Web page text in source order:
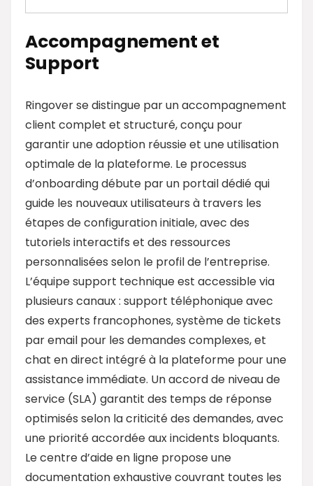
Accompagnement et
Support
Ringover se distingue par un accompagnement
client complet et structuré, conçu pour
garantir une adoption réussie et une utilisation
optimale de la plateforme. Le processus
d’onboarding débute par un portail dédié qui
guide les nouveaux utilisateurs à travers les
étapes de configuration initiale, avec des
tutoriels interactifs et des ressources
personnalisées selon le profil de l’entreprise.
L’équipe support technique est accessible via
plusieurs canaux : support téléphonique avec
des experts francophones, système de tickets
par email pour les demandes complexes, et
chat en direct intégré à la plateforme pour une
assistance immédiate. Un accord de niveau de
service (SLA) garantit des temps de réponse
optimisés selon la criticité des demandes, avec
une priorité accordée aux incidents bloquants.
Le centre d’aide en ligne propose une
documentation exhaustive couvrant toutes les